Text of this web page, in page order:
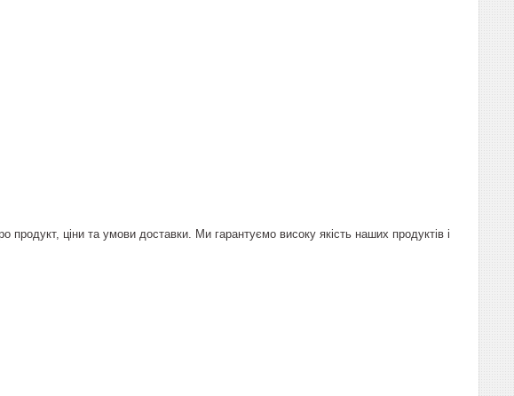
ціни та умови доставки. Ми гарантуємо високу якість наших продуктів і